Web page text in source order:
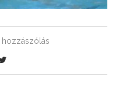
hozzászólás